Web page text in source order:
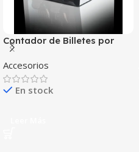
Contador de Billetes por
Valor Multidivisas MAGNER
154
Accesorios
En stock